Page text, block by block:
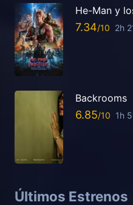
He-Man y
7.34 2h
Backrooms
6.85 1h
Últimos Estrenos